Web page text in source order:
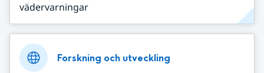
vädervarningar
Forskning och utveckling